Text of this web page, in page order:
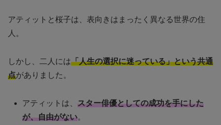
アティットと桜子は、表向きはまったく異なる世界の住
人。
しかし、二人には「人生の選択に迷っている」という共通
点がありました。
アティットは、スター俳優としての成功を手にした
が、自由がない。